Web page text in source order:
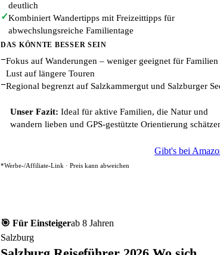
deutlich
✓Kombiniert Wandertipps mit Freizeittipps für
abwechslungsreiche Familientage
DAS KÖNNTE BESSER SEIN
−Fokus auf Wanderungen – weniger geeignet für Familien
Lust auf längere Touren
−Regional begrenzt auf Salzkammergut und Salzburger
Unser Fazit: Ideal für aktive Familien, die Natur und
wandern lieben und GPS-gestützte Orientierung
Gibt's bei
*Werbe-/Affiliate-Link · Preis kann abweichen
🎯 Für Einsteigerab 8 Jahren
Salzburg